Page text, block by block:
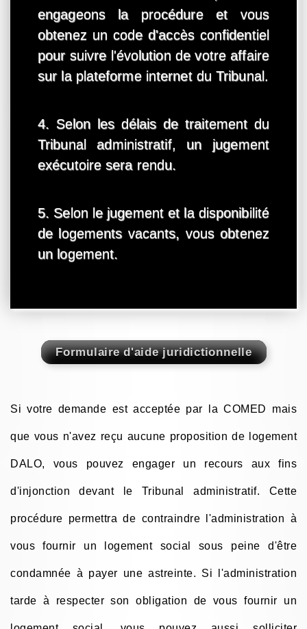
engageons la procédure et vous
obtenez un code d'accès confidentiel
pour suivre l'évolution de votre affaire
sur la plateforme internet du Tribunal.
4. Selon les délais de traitement du
Tribunal administratif, un jugement
exécutoire sera rendu.
5. Selon le jugement et la disponibilité
de logements vacants, vous obtenez
un logement.
Si votre demande est acceptée par la COMED mais
que vous n'avez reçu aucune proposition de logement
DALO, vous pouvez engager un recours aux fins
d'injonction devant le Tribunal administratif. Cette
procédure permettra de contraindre l'administration à
vous fournir un logement social sous peine d'être
condamnée à payer une astreinte. Si l'administration
tarde à respecter son obligation de vous fournir un